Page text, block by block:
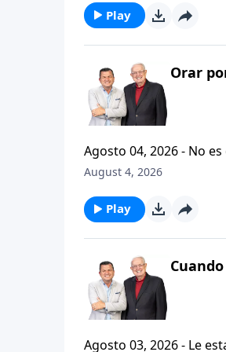
Play
Orar
Agosto 04, 2026 - No es
profetas, apostoles...de
especifica.
August 4, 2026
Play
Agosto 03, 2026 - Le esta lloviendo sobre